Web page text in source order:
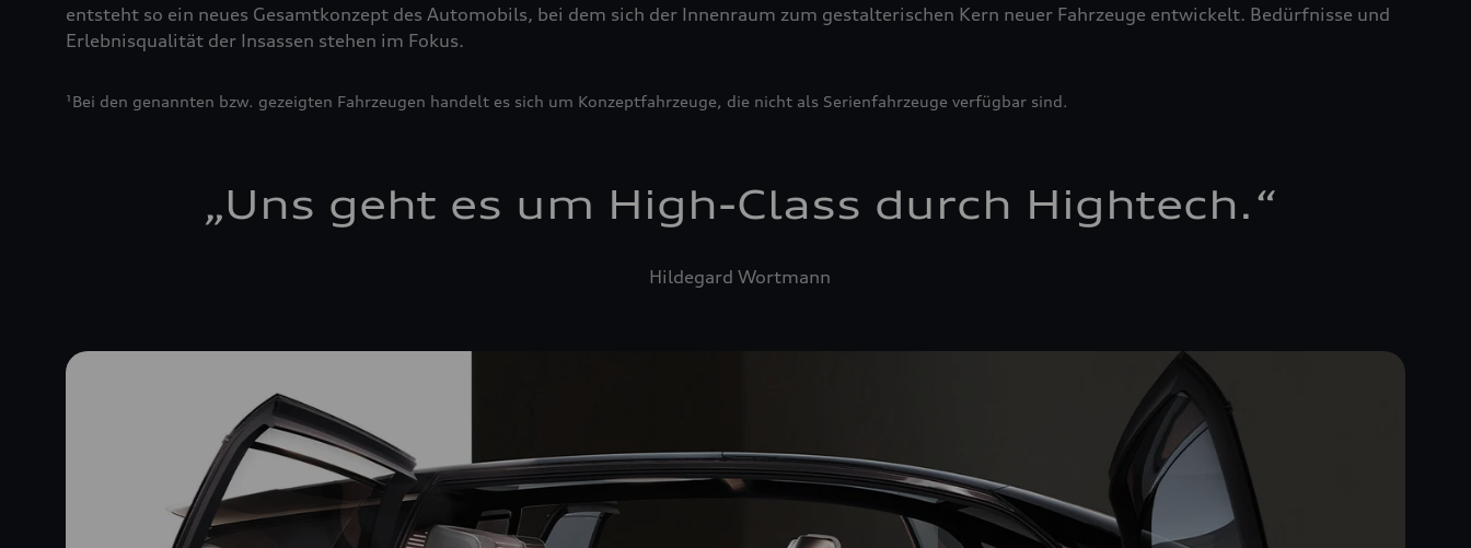
entsteht so ein neues Gesamtkonzept des Automobils, bei dem sich der Innenraum zum gestalterischen Kern neuer Fahrzeuge entwickelt. Bedürfnisse und
Erlebnisqualität der Insassen stehen im Fokus.
¹Bei den genannten bzw. gezeigten Fahrzeugen handelt es sich um Konzeptfahrzeuge, die nicht als Serienfahrzeuge verfügbar sind.
„Uns geht es um High-Class durch Hightech.“
Hildegard Wortmann